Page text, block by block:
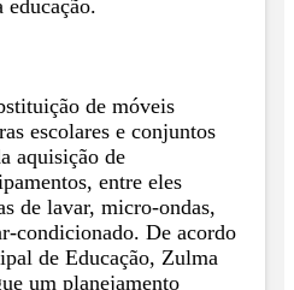
educação.
de móveis
escolares e conjuntos
aquisição de
entre eles
de lavar, micro-ondas,
condicionado. De acordo
de Educação, Zulma
um planejamento